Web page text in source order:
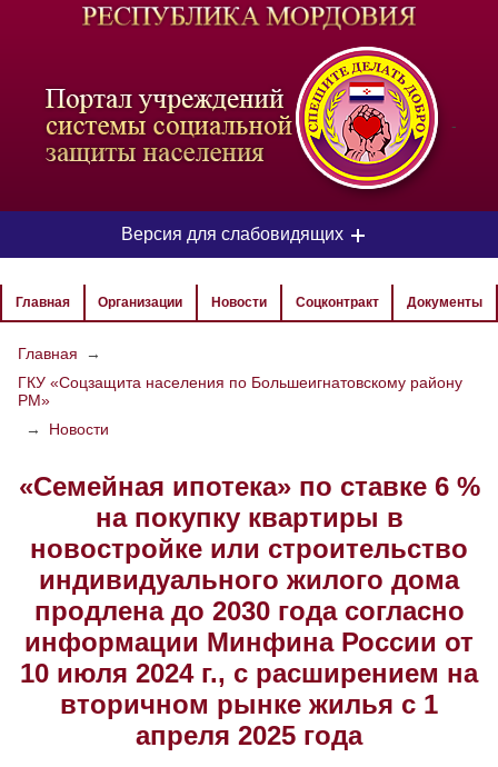
-
Версия для слабовидящих
ЦВЕТОВАЯ СХЕМА
РАЗМЕР ТЕКСТА
ИЗОБРАЖЕНИЯ
Скрыть Ч/б
Настройки по умолчанию
Главная Организации Новости Соцконтракт Документы
Главная
→
ГКУ «Соцзащита населения по Большеигнатовскому району
РМ»
→
Новости
«Семейная ипотека» по ставке 6 %
на покупку квартиры в
новостройке или строительство
индивидуального жилого дома
продлена до 2030 года согласно
информации Минфина России от
10 июля 2024 г., с расширением на
вторичном рынке жилья с 1
апреля 2025 года